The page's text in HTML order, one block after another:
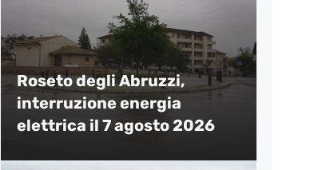
Roseto degli Abruzzi,
interruzione energia
elettrica il 7 agosto 2026